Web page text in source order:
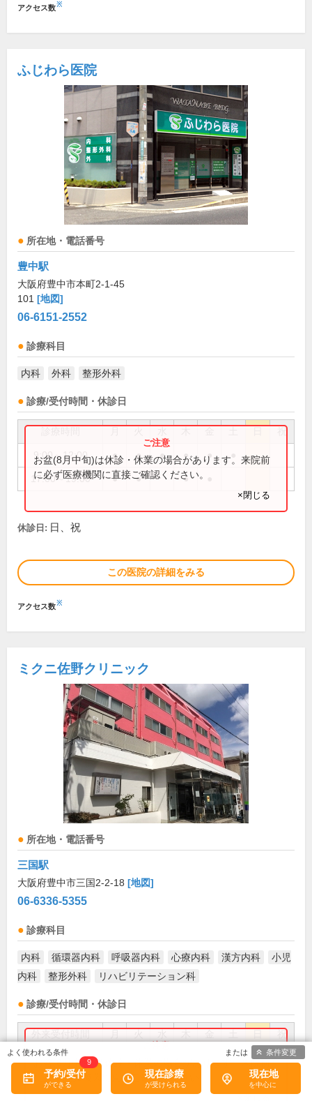
アクセス数※
ふじわら医院
所在地・電話番号
豊中駅
大阪府豊中市本町2-1-45
101 [地図]
06-6151-2552
診療科目
内科 外科 整形外科
診療/受付時間・休診日
祝
9:00～12:00 ● ● ● ● ●
17:00～19:00 ● ● ●
お盆(8月中旬)は休診・休業の場合があります。来院前
に必ず医療機関に直接ご確認ください。
×閉じる
休診日: 日、祝
この医院の詳細をみる
アクセス数※
ミクニ佐野クリニック
所在地・電話番号
三国駅
大阪府豊中市三国2-2-18 [地図]
06-6336-5355
診療科目
内科 循環器内科 呼吸器内科 心療内科 漢方内科
小児
内科
整形外科 リハビリテーション科
診療/受付時間・休診日
外来受付時間 火 水 木 金 祝
9:00～11:30 ●
お盆(8月中旬)は休診・休業の場合があります。来院前
に必ず医療機関に直接ご確認ください。
×閉じる
予約/受付
9
現在診療 現在地
条件変更